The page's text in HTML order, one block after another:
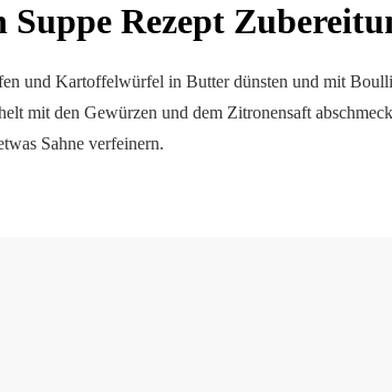
Suppe Rezept
und Kartoffelwürfel in Butter dünsten und mit
mit den Gewürzen und dem Zitronensaft
Sahne verfeinern.